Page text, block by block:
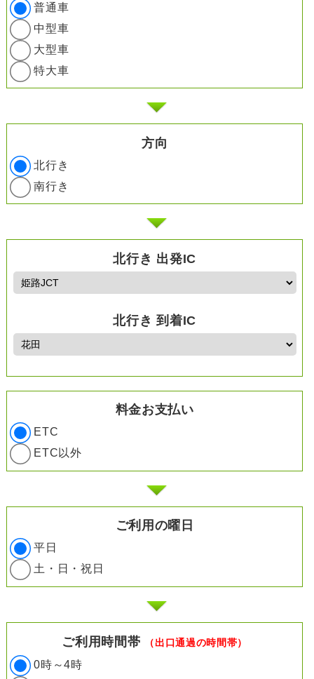
普通車
中型車
大型車
特大車
方向
北行き
南行き
北行き 出発IC
北行き 到着IC
料金お支払い
ETC
ETC以外
ご利用の曜日
平日
土・日・祝日
ご利用時間帯 （出口通過の時間帯）
0時～4時